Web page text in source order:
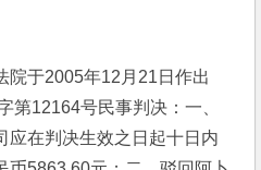
院于2005年12月21日作出
第12164号民事判决：一、
应在判决生效之日起十日内